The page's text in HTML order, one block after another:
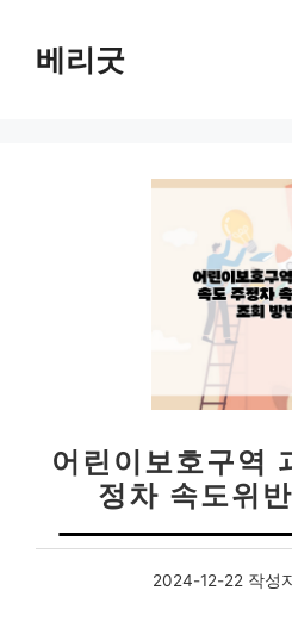
베리굿
어린이보호구역
정차 속도위
2024-12-22 작성